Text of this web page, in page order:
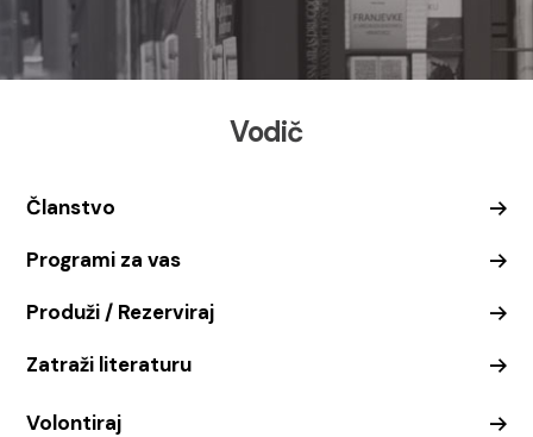
Vodič
Članstvo
Programi za vas
Produži / Rezerviraj
Zatraži literaturu
Volontiraj